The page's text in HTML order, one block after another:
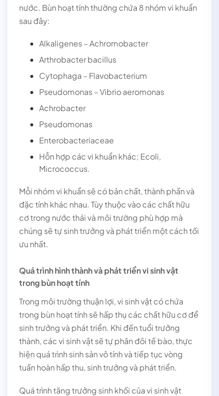
nước. Bùn hoạt tính thường chứa 8 nhóm vi khuẩn
sau đây:
Alkaligenes – Achromobacter
Arthrobacter bacillus
Cytophaga – Flavobacterium
Pseudomonas – Vibrio aeromonas
Achrobacter
Pseudomonas
Enterobacteriaceae
Hỗn hợp các vi khuẩn khác; Ecoli,
Micrococcus.
Mỗi nhóm vi khuẩn sẽ có bản chất, thành phần và
đặc tính khác nhau. Tùy thuộc vào các chất hữu
cơ trong nước thải và môi trường phù hợp mà
chúng sẽ tự sinh trưởng và phát triển một cách tối
ưu nhất.
Quá trình hình thành và phát triển vi sinh vật
trong bùn hoạt tính
Trong môi trường thuận lợi, vi sinh vật có chứa
trong bùn hoạt tính sẽ hấp thụ các chất hữu cơ để
sinh trưởng và phát triển. Khi đến tuổi trưởng
thành, các vi sinh vật sẽ tự phân đôi tế bào, thực
hiện quá trình sinh sản vô tính và tiếp tục vòng
tuần hoàn hấp thu, sinh trưởng và phát triển.
Quá trình tăng trưởng sinh khối của vi sinh vật